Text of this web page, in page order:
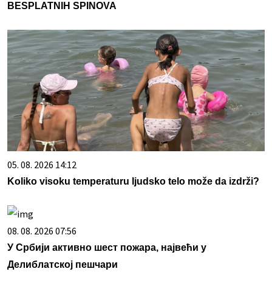
BESPLATNIH SPINOVA
05. 08. 2026 14:12
Koliko visoku temperaturu ljudsko telo može da izdrži?
08. 08. 2026 07:56
У Србији активно шест пожара, највећи у
Делиблатској пешчари